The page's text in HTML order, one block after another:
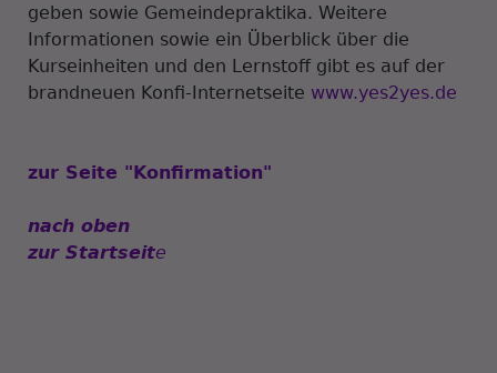
geben sowie Gemeindepraktika. Weitere
Informationen sowie ein Überblick über die
Kurseinheiten und den Lernstoff gibt es auf der
brandneuen Konfi-Internetseite www.yes2yes.de
zur Seite "Konfirmation"
nach oben
zur Startseite